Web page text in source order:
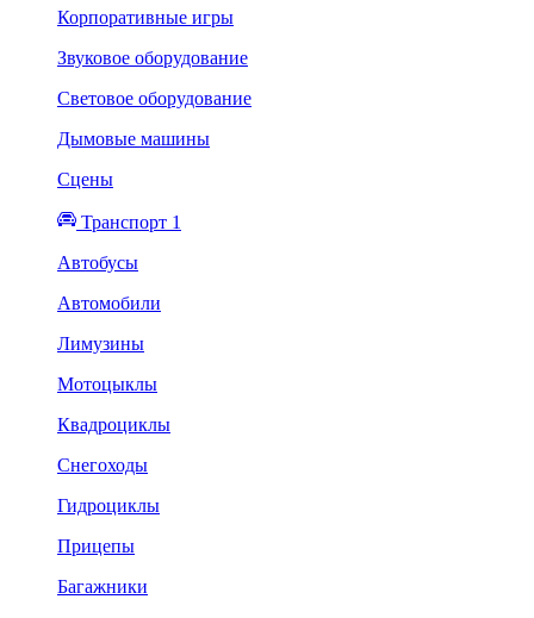
Корпоративные игры
Звуковое оборудование
Световое оборудование
Дымовые машины
Сцены
Транспорт 1
Автобусы
Автомобили
Лимузины
Мотоцыклы
Квадроциклы
Снегоходы
Гидроциклы
Прицепы
Багажники